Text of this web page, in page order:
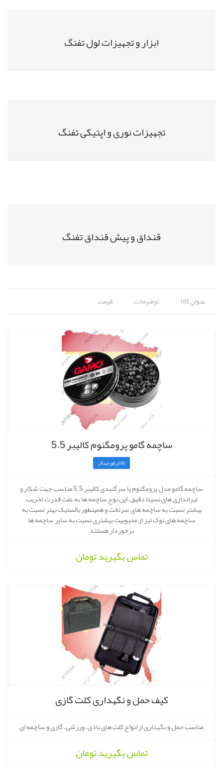
ابزار و تجهیزات لول تفنگ
تجهیزات نوری و اپتیکی تفنگ
قنداق و پیش قنداق تفنگ
عنوان کالا توضیحات قیمت
ساچمه گامو پرومگنوم کالیبر 5.5
کالای اورجینال
ساچمه گامو مدل پرومگنوم یا سرگنبدی کالیبر 5.5 مناسب جهت شکار و
تیراندازی های نسبتا دقیق، این نوع ساچمه ها به علت قدرت تخریب
بیشتر نسبت به ساچمه های سرتخت و همینطور بالستیک بهتر نسبت به
ساچمه های نوک تیز از محبوبیت بیشتری نسبت به سایر ساچمه ها
برخوردار هستند
تماس بگیریدتومان
کیف حمل و نگهداری کلت گازی
مناسب حمل و نگهداری از انواع کلت های بادی، ورزشی، گازی و ساچمه ای
تماس بگیریدتومان